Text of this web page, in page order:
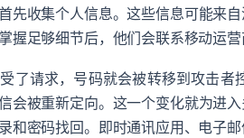
先收集个人信息。这些信息可能来
握足够细节后，他们会联系移动运
了请求，号码就会被转移到攻击
会被重新定向。这一个变化就为进
和密码找回。即时通讯应用、电子